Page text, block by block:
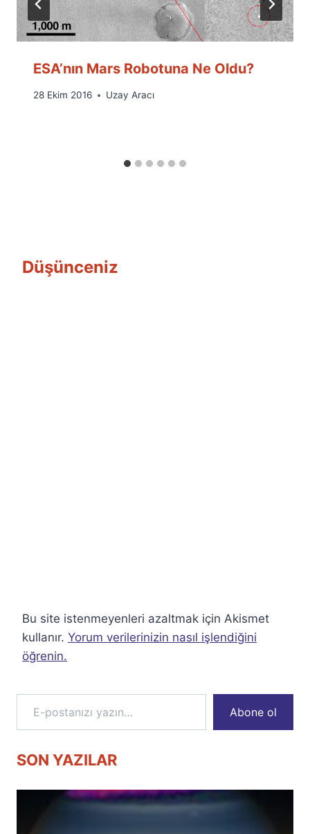
ESA’nın Mars Robotuna Ne Oldu?
By
28 Ekim 2016 Uzay Aracı
Düşünceniz
Bu site istenmeyenleri azaltmak için Akismet
kullanır. Yorum verilerinizin nasıl işlendiğini
öğrenin.
E-postanızı yazın…
Abone ol
SON YAZILAR